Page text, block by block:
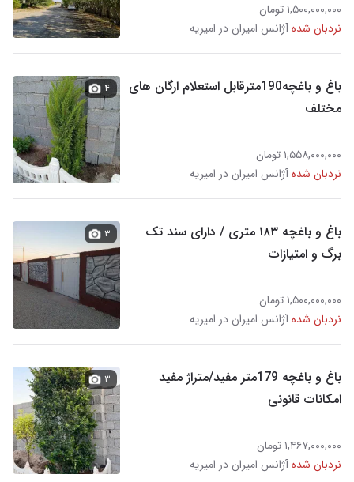
۱,۵۰۰,۰۰۰,۰۰۰ تومان
نردبان شدهآژانس امیران در امیریه
باغ و باغچه190مترقابل استعلام ارگان های
مختلف
۱,۵۵۸,۰۰۰,۰۰۰ تومان
نردبان شدهآژانس امیران در امیریه
۴
باغ و باغچه ۱۸۳ متری / دارای سند تک
برگ و امتیازات
۱,۵۰۰,۰۰۰,۰۰۰ تومان
نردبان شدهآژانس امیران در امیریه
۳
باغ و باغچه 179متر مفید/متراژ مفید
امکانات قانونی
۱,۴۶۷,۰۰۰,۰۰۰ تومان
نردبان شدهآژانس امیران در امیریه
۳